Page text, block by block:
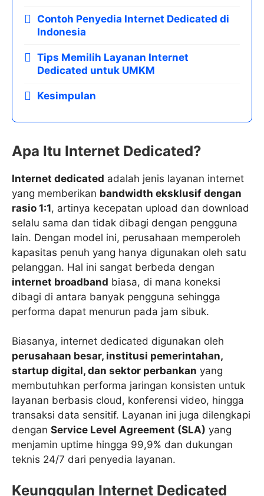
Contoh Penyedia Internet Dedicated di
Indonesia
Tips Memilih Layanan Internet
Dedicated untuk UMKM
Kesimpulan
Apa Itu Internet Dedicated?
Internet dedicated adalah jenis layanan internet
yang memberikan bandwidth eksklusif dengan
rasio 1:1, artinya kecepatan upload dan download
selalu sama dan tidak dibagi dengan pengguna
lain. Dengan model ini, perusahaan memperoleh
kapasitas penuh yang hanya digunakan oleh satu
pelanggan. Hal ini sangat berbeda dengan
internet broadband biasa, di mana koneksi
dibagi di antara banyak pengguna sehingga
performa dapat menurun pada jam sibuk.
Biasanya, internet dedicated digunakan oleh
perusahaan besar, institusi pemerintahan,
startup digital, dan sektor perbankan yang
membutuhkan performa jaringan konsisten untuk
layanan berbasis cloud, konferensi video, hingga
transaksi data sensitif. Layanan ini juga dilengkapi
dengan Service Level Agreement (SLA) yang
menjamin uptime hingga 99,9% dan dukungan
teknis 24/7 dari penyedia layanan.
Keunggulan Internet Dedicated